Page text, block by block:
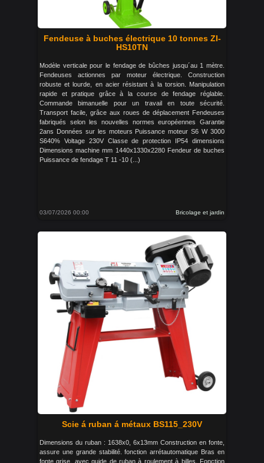
Fendeuse à buches électrique 10 tonnes ZI-
HS10TN
Modèle verticale pour le fendage de bûches jusqu´au 1 mètre.
Fendeuses actionnes par moteur électrique. Construction
robuste et lourde, en acier résistant à la torsion. Manipulation
rapide et pratique grâce à la course de fendage réglable.
Commande bimanuelle pour un travail en toute sécurité.
Transport facile, grâce aux roues de déplacement Fendeuses
fabriqués selon les nouvelles normes européennes Garantie
2ans Données sur les moteurs Puissance moteur S6 W 3000
S640% Voltage 230V Classe de protection IP54 dimensions
Dimensions machine mm 1440x1330x2280 Fendeur de buches
Puissance de fendage T 11 -10 (...)
03/07/2026 00:00 Bricolage et jardin
Scie á ruban á métaux BS115_230V
Dimensions du ruban : 1638x0, 6x13mm Construction en fonte,
assure une grande stabilité. fonction arrétautomatique Bras en
fonte grise, avec guide de ruban à roulement à billes. Fonction